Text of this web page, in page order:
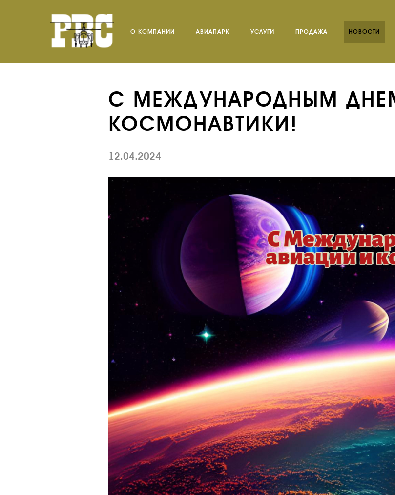
О КОМПАНИИ АВИАПАРК УСЛУГИ ПРОДАЖА НОВОСТИ
С МЕЖДУНАРОДНЫМ
КОСМОНАВТИКИ!
12.04.2024